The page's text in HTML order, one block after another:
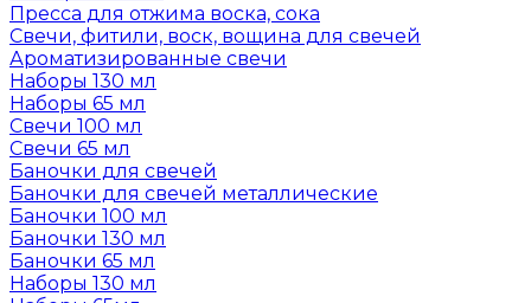
Пресса для отжима воска, сока
Свечи, фитили, воск, вощина для свечей
Ароматизированные свечи
Наборы 130 мл
Наборы 65 мл
Свечи 100 мл
Свечи 65 мл
Баночки для свечей
Баночки для свечей металлические
Баночки 100 мл
Баночки 130 мл
Баночки 65 мл
Наборы 130 мл